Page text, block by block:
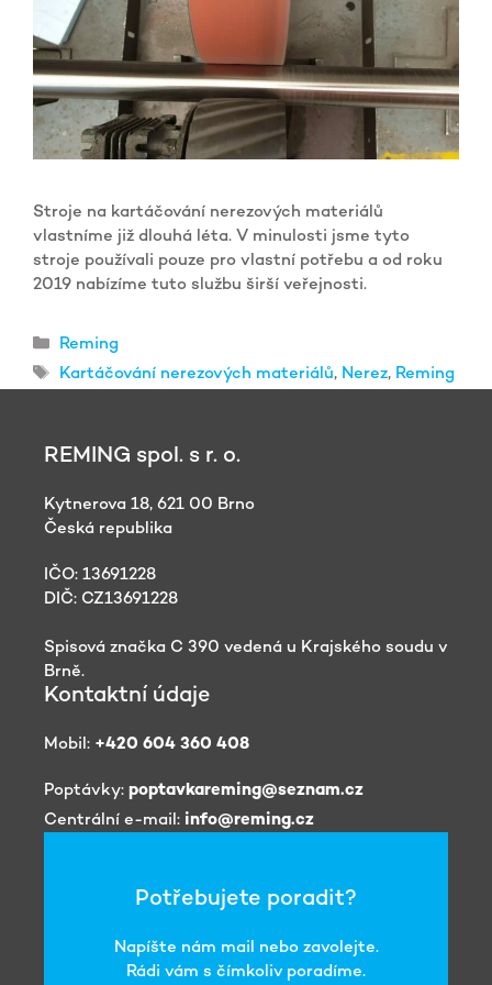
Stroje na kartáčování nerezových materiálů
vlastníme již dlouhá léta. V minulosti jsme tyto
stroje používali pouze pro vlastní potřebu a od roku
2019 nabízíme tuto službu širší veřejnosti.
Rubriky
Reming
Štítky
Kartáčování nerezových materiálů, Nerez, Reming
REMING spol. s r. o.
Kytnerova 18, 621 00 Brno
Česká republika
IČO: 13691228
DIČ: CZ13691228
Spisová značka C 390 vedená u Krajského soudu v
Brně.
Kontaktní údaje
Mobil: +420 604 360 408
Poptávky: poptavkareming@seznam.cz
Centrální e-mail: info@reming.cz
Potřebujete poradit?
Napíšte nám mail nebo zavolejte.
Rádi vám s čímkoliv poradíme.